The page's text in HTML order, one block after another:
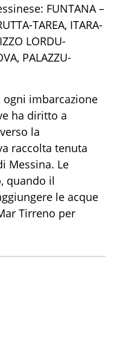
FUNTANA –
TAREA, ITARA-
LORDU-
PALAZZU-
ogni imbarcazione
ha diritto a
la
raccolta tenuta
Messina. Le
quando il
le acque
Tirreno per